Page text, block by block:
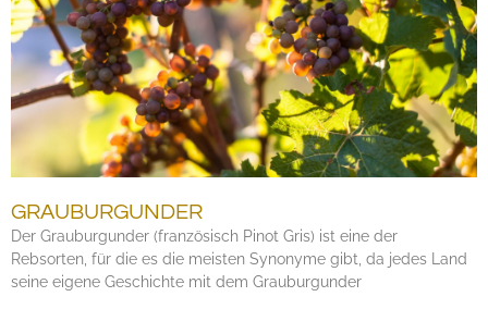
GRAUBURGUNDER
Der Grauburgunder (französisch Pinot Gris) ist eine der
Rebsorten, für die es die meisten Synonyme gibt, da jedes Land
seine eigene Geschichte mit dem Grauburgunder